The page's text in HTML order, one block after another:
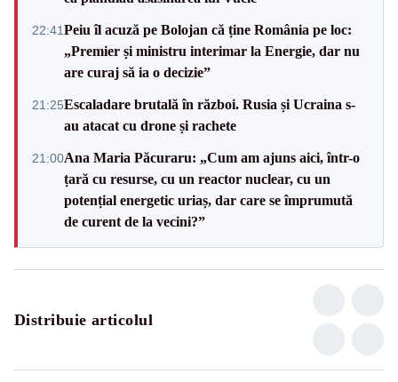
22:41Peiu îl acuză pe Bolojan că ține România pe loc:
„Premier și ministru interimar la Energie, dar nu
are curaj să ia o decizie”
21:25Escaladare brutală în război. Rusia și Ucraina s-
au atacat cu drone și rachete
21:00Ana Maria Păcuraru: „Cum am ajuns aici, într-o
țară cu resurse, cu un reactor nuclear, cu un
potențial energetic uriaș, dar care se împrumută
de curent de la vecini?”
Distribuie articolul